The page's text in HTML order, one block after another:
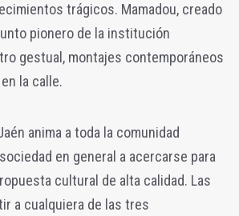
trágicos. Mamadou, creado
pionero de la institución
gestual, montajes contemporáneos
la calle.
anima a toda la comunidad
en general a acercarse para
cultural de alta calidad. Las
a cualquiera de las tres